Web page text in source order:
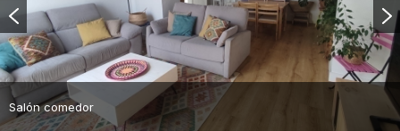
Salón comedor